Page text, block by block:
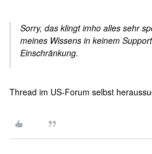
Sorry, das klingt imho alles sehr
meines Wissens in keinem
Einschränkung.
Thread im US-Forum selbst